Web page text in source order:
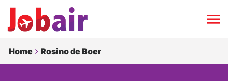
Home Rosino de Boer